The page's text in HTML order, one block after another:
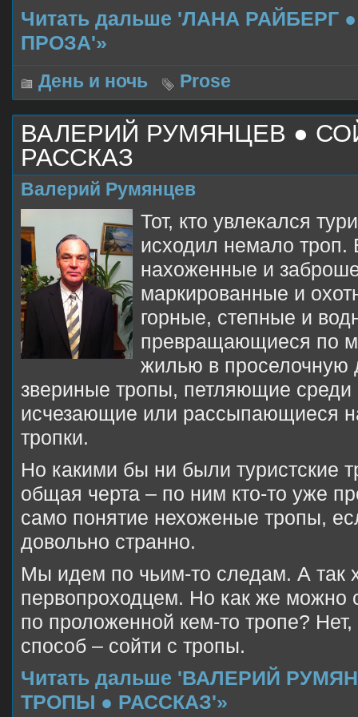
Читать дальше 'ЛАНА РАЙБЕРГ
ПРОЗА'»
День и ночь Prose
ВАЛЕРИЙ РУМЯНЦЕВ ●
РАССКАЗ
Валерий Румянцев
Тот, кто увлекался
исходил немало
нахоженные и
маркированные и
горные, степные и
превращающиеся по
жилью в проселочную
звериные тропы, петляющие среди
исчезающие или рассыпающиеся
тропки.
Но какими бы ни были туристские
общая черта – по ним кто-то уже
само понятие нехоженые тропы,
довольно странно.
Мы идем по чьим-то следам. А так
первопроходцем. Но как же можно
по проложенной кем-то тропе? Нет,
способ – сойти с тропы.
Читать дальше 'ВАЛЕРИЙ
ТРОПЫ ● РАССКАЗ'»